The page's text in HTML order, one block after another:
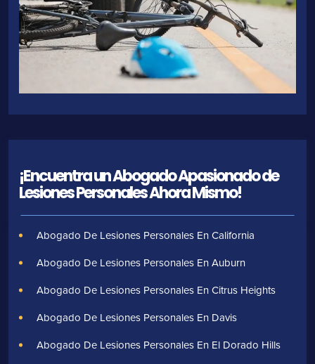
¡Encuentra un Abogado Apasionado de
Lesiones Personales Ahora Mismo!
Abogado De Lesiones Personales En California
Abogado De Lesiones Personales En Auburn
Abogado De Lesiones Personales En Citrus Heights
Abogado De Lesiones Personales En Davis
Abogado De Lesiones Personales En El Dorado Hills